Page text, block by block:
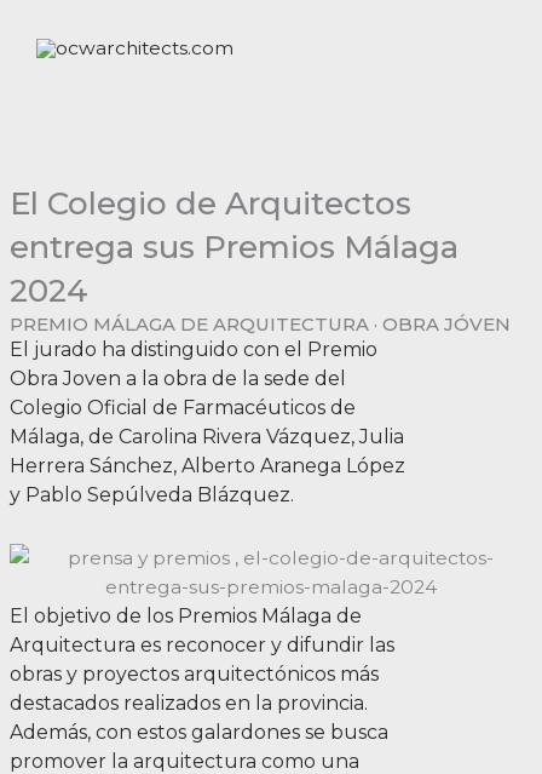
El Colegio de Arquitectos
entrega sus Premios Málaga
2024
PREMIO MÁLAGA DE ARQUITECTURA · OBRA JÓVEN
El jurado ha distinguido con el Premio
Obra Joven a la obra de la sede del
Colegio Oficial de Farmacéuticos de
Málaga, de Carolina Rivera Vázquez, Julia
Herrera Sánchez, Alberto Aranega López
y Pablo Sepúlveda Blázquez.
El objetivo de los Premios Málaga de
Arquitectura es reconocer y difundir las
obras y proyectos arquitectónicos más
destacados realizados en la provincia.
Además, con estos galardones se busca
promover la arquitectura como una